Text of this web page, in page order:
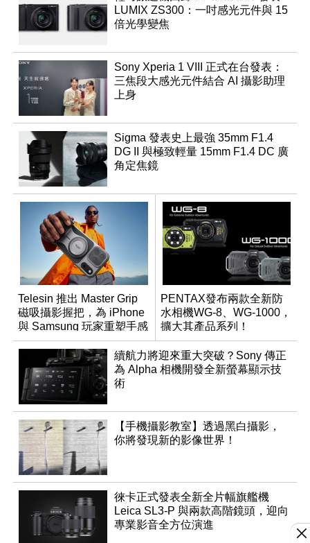
LUMIX ZS300：一吋感光元件與 15
倍光學變焦
Sony Xperia 1 VIII 正式在台發表：
三焦段大感光元件結合 AI 攝影助理
上身
Sigma 發表史上最強 35mm F1.4
DG II 與極致輕量 15mm F1.4 DC 廣
角定焦鏡
Telesin 推出 Master Grip
磁吸攝影握把，為 iPhone
與 Samsung 玩家重塑手感
PENTAX發布兩款全新防
水相機WG-8、WG-1000，
擴大其產品系列！
續航力將迎來重大突破？Sony 傳正
為 Alpha 相機開發全新螢幕顯示技
術
【手機攝影教室】透過黑白攝影，
你將發現新的影像世界！
徠卡正式發表全新全片幅旗艦機
Leica SL3-P 與兩款高階鏡頭，迎向
專業影音全方位演進